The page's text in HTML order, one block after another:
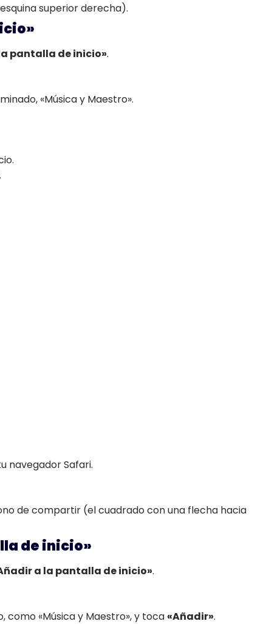
superior derecha).
pantalla de inicio».
«Música y Maestro».
navegador Safari.
de compartir (el cuadrado con una flecha hacia
de inicio»
a la pantalla de inicio».
«Música y Maestro», y toca «Añadir».